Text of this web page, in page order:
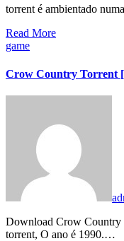
torrent é ambientado
Read More
game
Crow Country Torrent
Download Crow Country Torrent on PC For Free Crow country
torrent, O ano é 1990.…